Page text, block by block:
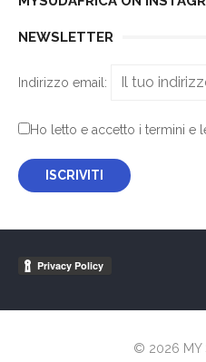
NEWSLETTER
Indirizzo email:
Ho letto e accetto i termini e
© 2026 MY